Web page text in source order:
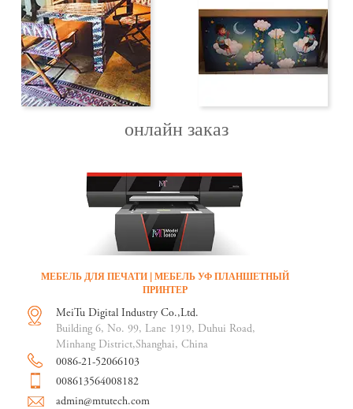
онлайн заказ
МЕБЕЛЬ ДЛЯ ПЕЧАТИ | МЕБЕЛЬ УФ ПЛАНШЕТНЫЙ
ПРИНТЕР
MeiTu Digital Industry Co.,Ltd.
Building 6, No. 99, Lane 1919, Duhui Road,
Minhang District,Shanghai, China
0086-21-52066103
008613564008182
admin@mtutech.com